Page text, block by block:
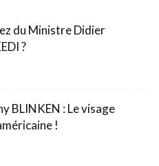
du Ministre Didier
?
BLINKEN : Le visage
!